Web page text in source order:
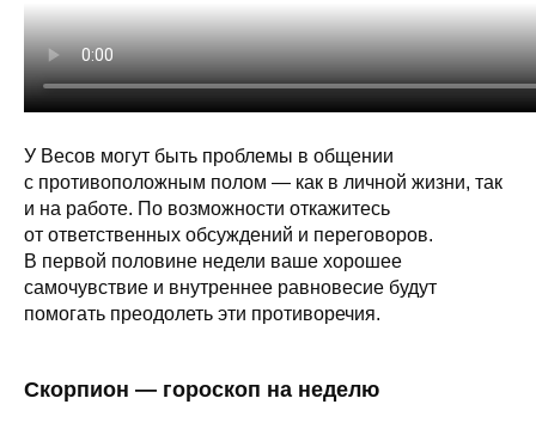
У Весов могут быть проблемы в общении
с противоположным полом — как в личной жизни, так
и на работе. По возможности откажитесь
от ответственных обсуждений и переговоров.
В первой половине недели ваше хорошее
самочувствие и внутреннее равновесие будут
помогать преодолеть эти противоречия.
Скорпион — гороскоп на неделю